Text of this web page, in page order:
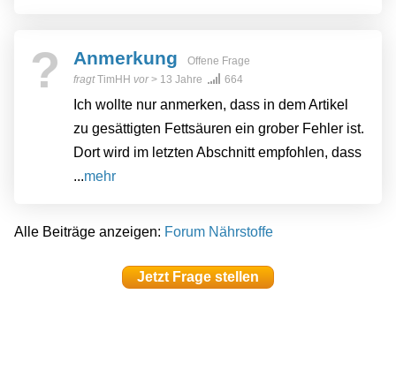
? Anmerkung
Offene Frage
fragtTimHH vor> 13 Jahre 664
Ich wollte nur anmerken, dass in dem Artikel
zu gesättigten Fettsäuren ein grober Fehler ist.
Dort wird im letzten Abschnitt empfohlen, dass
...mehr
Alle Beiträge anzeigen: Forum Nährstoffe
Jetzt Frage stellen